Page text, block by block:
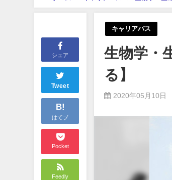
シェア
Tweet
B!
はてブ
Pocket
Feedly
キャリアパス
生物学・
る】
2020年05月10日